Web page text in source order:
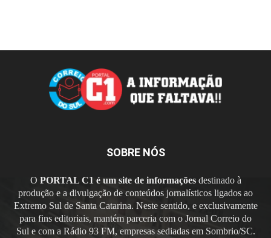
SOBRE NÓS
O PORTAL C1 é um site de informaçõesdestinado à
produção e a divulgação de conteúdos jornalísticos ligados ao
Extremo Sul de Santa Catarina. Neste sentido, e exclusivamente
para fins editoriais, mantém parceria com o Jornal Correio do
Sul e com a Rádio 93 FM, empresas sediadas em Sombrio/SC.